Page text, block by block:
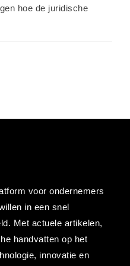
hoe de juridische
voor ondernemers
in een snel
Met actuele artikelen,
handvatten op het
innovatie en